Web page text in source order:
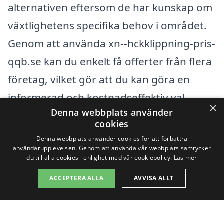
alternativen eftersom de har kunskap om
växtlighetens specifika behov i området.
Genom att använda xn--hckklippning-pris-
qqb.se kan du enkelt få offerter från flera
företag, vilket gör att du kan göra en
informerad och kostnadseffektiv val.
Det är också värt att överväga att söka
efter alternativ i närliggande städer. Här
är några städer runt omkring Moholm där
du kan hitta duktiga företag för
×
Denna webbplats använder
cookies
Denna webbplats använder cookies för att förbättra
användarupplevelsen. Genom att använda vår webbplats samtycker
du till alla cookies i enlighet med vår cookiepolicy. Läs mer
ACCEPTERA ALLA AVVISA ALLT